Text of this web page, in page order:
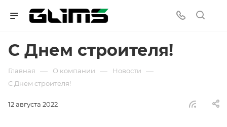
С Днем cтроителя!
Главная — О компании — Новости —
С Днем cтроителя!
12 августа 2022